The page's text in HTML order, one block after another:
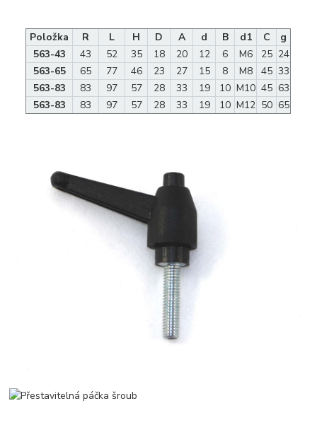
Položka R L H D A d B d1 C
g
563-43
43 52 35 18 20 12 6 M6 25 24
563-65
65 77 46 23 27 15 8 M8 45 33
563-83
83 97 57 28 33 19 10 M10 45 63
563-83
83 97 57 28 33 19 10 M12 50 65